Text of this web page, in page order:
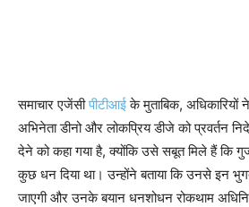
समाचार एजेंसीपीटीआईके मुताबिक, अधिकारियों
अभिनेता डीनो और लोकप्रिय डीजे को प्रवर्तन
देने को कहा गया है, क्योंकि उसे सबूत मिले हैं कि
कुछ धन दिया था। उन्होंने बताया कि उनसे इन
जाएगी और उनके बयान धनशोधन रोकथाम